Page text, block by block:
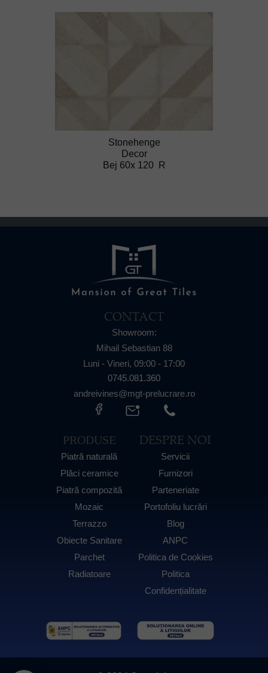
Stonehenge
Decor
Bej 60x 120 R
CONTACT
Showroom:
Mihail Sebastian 88
Luni - Vineri, 09:00 - 17:00
0745.081.360
andreivines@mgt-prelucrare.ro
DESPRE NOI
Servicii
Furnizori
Parteneriate
Portofoliu lucrări
Blog
ANPC
Politica de Cookies
Politica
Confidențialitate
PRODUSE
Piatră naturală
Plăci ceramice
Piatră compozită
Mozaic
Terrazzo
Obiecte Sanitare
Parchet
Radiatoare